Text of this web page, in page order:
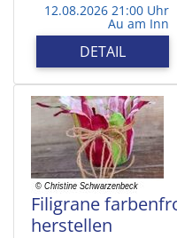
12.08.2026 21:00 Uhr
Au am Inn
DETAIL
Filigrane
herstellen